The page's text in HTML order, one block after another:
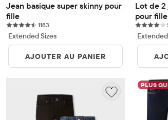
Jean basique super skinny pour
fille
1183
Extended Sizes
AJOUTER AU PANIER
Lot de 2
pour fille
PLUS